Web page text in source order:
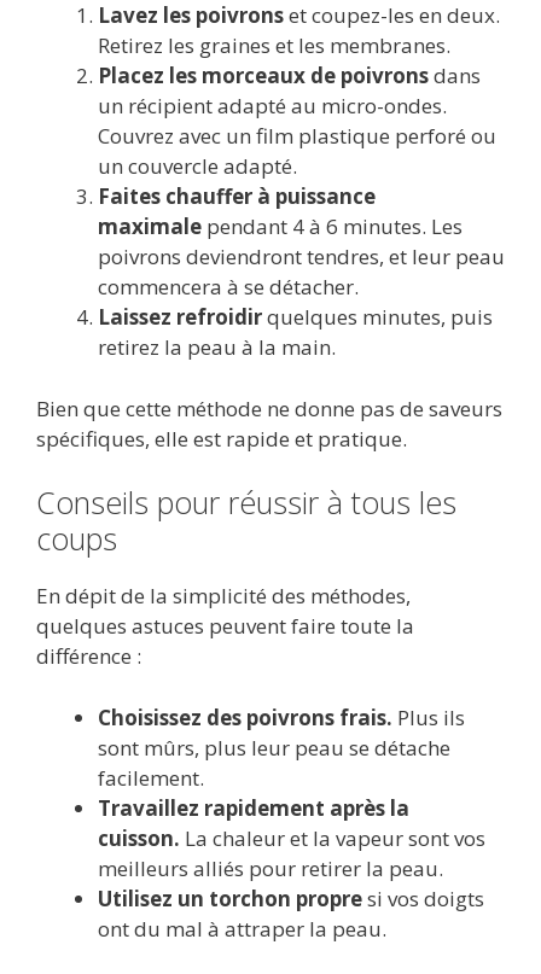
Lavez les poivronset coupez-les en deux.
Retirez les graines et les membranes.
Placez les morceaux de poivronsdans
un récipient adapté au micro-ondes.
Couvrez avec un film plastique perforé ou
un couvercle adapté.
Faites chauffer à puissance
maximale pendant 4 à 6 minutes. Les
poivrons deviendront tendres, et leur peau
commencera à se détacher.
Laissez refroidirquelques minutes, puis
retirez la peau à la main.
Bien que cette méthode ne donne pas de saveurs
spécifiques, elle est rapide et pratique.
Conseils pour réussir à tous les
coups
En dépit de la simplicité des méthodes,
quelques astuces peuvent faire toute la
différence :
Choisissez des poivrons frais. Plus ils
sont mûrs, plus leur peau se détache
facilement.
Travaillez rapidement après la
cuisson. La chaleur et la vapeur sont vos
meilleurs alliés pour retirer la peau.
Utilisez un torchon propresi vos doigts
ont du mal à attraper la peau.